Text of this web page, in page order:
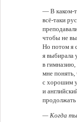
— В каком-
всё-таки
чтобы не
Но потом я
я выбирала
в
мне
с хорошим
и
продолжать
— Когда ты